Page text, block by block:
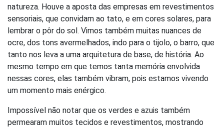
natureza. Houve a aposta das empresas em revestimentos
sensoriais, que convidam ao tato, e em cores solares, para
lembrar o pôr do sol. Vimos também muitas nuances de
ocre, dos tons avermelhados, indo para o tijolo, o barro, que
tanto nos leva a uma arquitetura de base, de história. Ao
mesmo tempo em que temos tanta memória envolvida
nessas cores, elas também vibram, pois estamos vivendo
um momento mais enérgico.
Impossível não notar que os verdes e azuis também
permearam muitos tecidos e revestimentos, mostrando